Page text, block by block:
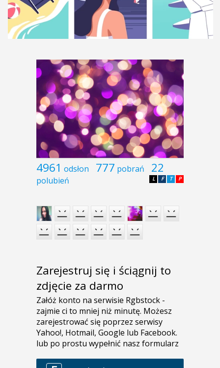
4961 odsłon 777 pobrań 22
polubień P
T
F
L
Zarejestruj się i ściągnij to
zdjęcie za darmo